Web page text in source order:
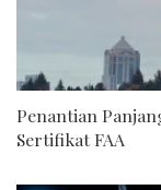
Penantian
Sertifikat FAA